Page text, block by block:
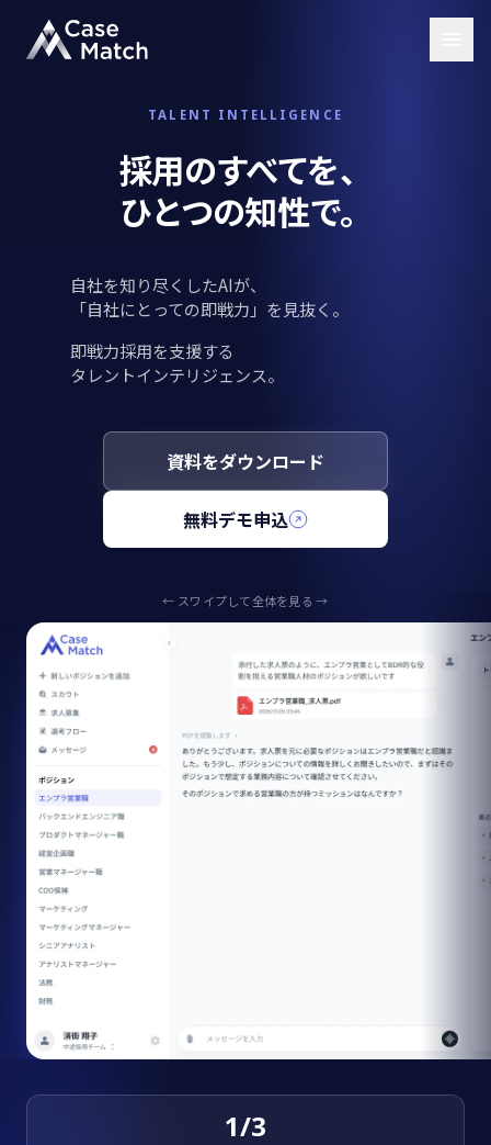
TALENT INTELLIGENCE
採用のすべてを、
ひとつの知性で。
自社を知り尽くしたAIが、
「自社にとっての即戦力」を見抜く。
即戦力採用を支援する
タレントインテリジェンス。
資料をダウンロード
無料デモ申込
← スワイプして全体を見る →
1/3